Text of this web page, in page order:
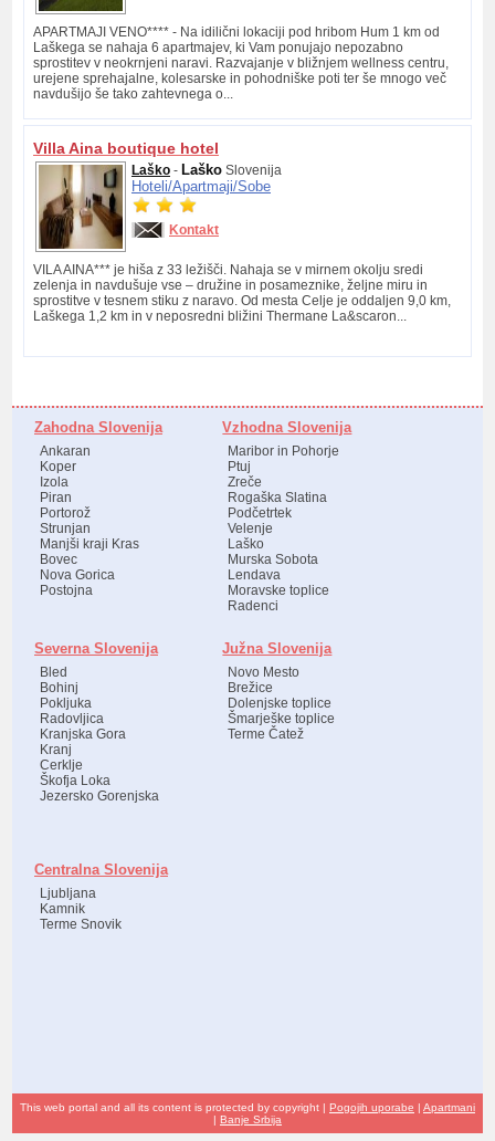
APARTMAJI VENO**** - Na idilični lokaciji pod hribom Hum 1 km od
Laškega se nahaja 6 apartmajev, ki Vam ponujajo nepozabno
sprostitev v neokrnjeni naravi. Razvajanje v bližnjem wellness centru,
urejene sprehajalne, kolesarske in pohodniške poti ter še mnogo več
navdušijo še tako zahtevnega o...
Villa Aina boutique hotel
Laško - Laško Slovenija
Hoteli/Apartmaji/Sobe
Kontakt
VILA AINA*** je hiša z 33 ležišči. Nahaja se v mirnem okolju sredi
zelenja in navdušuje vse – družine in posameznike, željne miru in
sprostitve v tesnem stiku z naravo. Od mesta Celje je oddaljen 9,0 km,
Laškega 1,2 km in v neposredni bližini Thermane La&scaron...
Zahodna Slovenija
Ankaran
Koper
Izola
Piran
Portorož
Strunjan
Manjši kraji Kras
Bovec
Nova Gorica
Postojna
Vzhodna Slovenija
Maribor in Pohorje
Ptuj
Zreče
Rogaška Slatina
Podčetrtek
Velenje
Laško
Murska Sobota
Lendava
Moravske toplice
Radenci
Severna Slovenija
Bled
Bohinj
Pokljuka
Radovljica
Kranjska Gora
Kranj
Cerklje
Škofja Loka
Jezersko Gorenjska
Južna Slovenija
Novo Mesto
Brežice
Dolenjske toplice
Šmarješke toplice
Terme Čatež
Centralna Slovenija
Ljubljana
Kamnik
Terme Snovik
This web portal and all its content is protected by copyright | Pogojih uporabe | Apartmani
| Banje Srbija